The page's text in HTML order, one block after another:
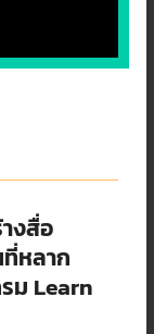
งสื่อ
หลาก
ม Learn